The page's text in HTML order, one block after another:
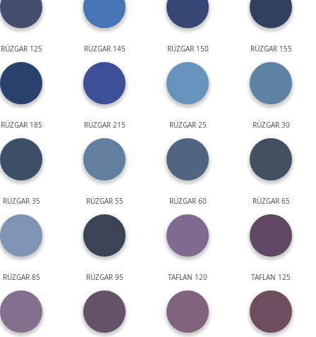
RÜZGAR 125 RÜZGAR 145 RÜZGAR 150 RÜZGAR 155
RÜZGAR 185 RÜZGAR 215 RÜZGAR 25 RÜZGAR 30
RÜZGAR 35 RÜZGAR 55 RÜZGAR 60 RÜZGAR 65
RÜZGAR 85 RÜZGAR 95 TAFLAN 120 TAFLAN 125